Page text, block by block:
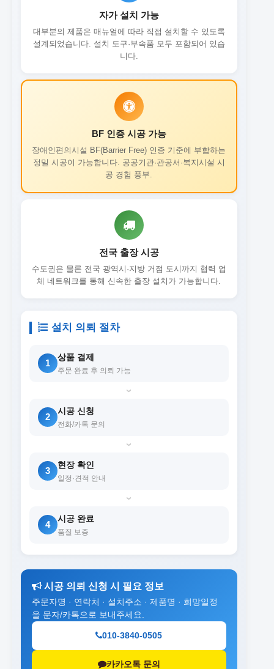
자가 설치 가능
대부분의 제품은 매뉴얼에 따라 직접 설치할 수 있도록
설계되었습니다. 설치 도구·부속품 모두 포함되어 있습
니다.
BF 인증 시공 가능
장애인편의시설 BF(Barrier Free) 인증 기준에 부합하는
정밀 시공이 가능합니다. 공공기관·관공서·복지시설 시
공 경험 풍부.
전국 출장 시공
수도권은 물론 전국 광역시·지방 거점 도시까지 협력 업
체 네트워크를 통해 신속한 출장 설치가 가능합니다.
설치 의뢰 절차
1
상품 결제
주문 완료 후 의뢰 가능
›
2
시공 신청
전화/카톡 문의
›
3
현장 확인
일정·견적 안내
›
4
시공 완료
품질 보증
시공 의뢰 신청 시 필요 정보
주문자명 · 연락처 · 설치주소 · 제품명 · 희망일정
을 문자/카톡으로 보내주세요.
010-3840-0505
카카오톡 문의